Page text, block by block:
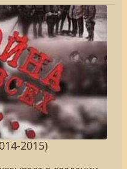
2015)